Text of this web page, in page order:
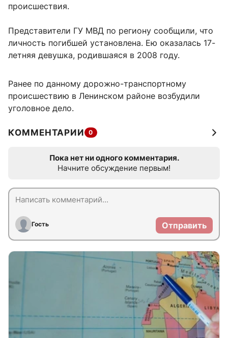
происшествия.
Представители ГУ МВД по региону сообщили, что
личность погибшей установлена. Ею оказалась 17-
летняя девушка, родившаяся в 2008 году.
Ранее по данному дорожно-транспортному
происшествию в Ленинском районе возбудили
уголовное дело.
КОММЕНТАРИИ 0
Пока нет ни одного комментария.
Начните обсуждение первым!
Гость Отправить